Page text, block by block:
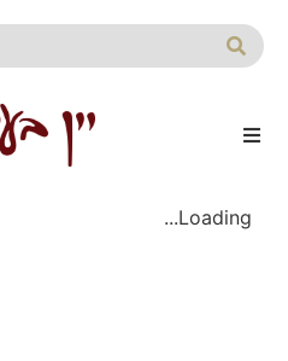
Loading...